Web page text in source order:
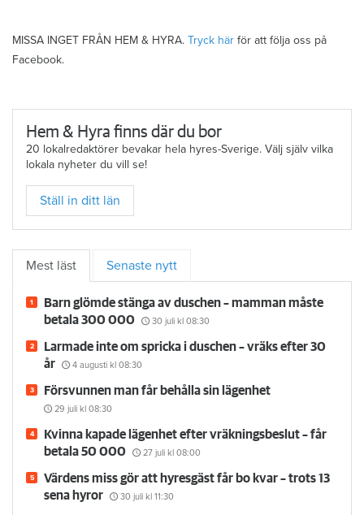
MISSA INGET FRÅN HEM & HYRA. Tryck här för att följa oss på
Facebook.
Hem & Hyra finns där du bor
20 lokalredaktörer bevakar hela hyres-Sverige. Välj själv vilka
lokala nyheter du vill se!
Ställ in ditt län
Mest läst Senaste nytt
Barn glömde stänga av duschen – mamman måste
betala 300 000
30 juli kl 08:30
Larmade inte om spricka i duschen – vräks efter 30
år
4 augusti kl 08:30
Försvunnen man får behålla sin lägenhet
29 juli kl 08:30
Kvinna kapade lägenhet efter vräkningsbeslut – får
betala 50 000
27 juli kl 08:00
Värdens miss gör att hyresgäst får bo kvar – trots 13
sena hyror
30 juli kl 11:30